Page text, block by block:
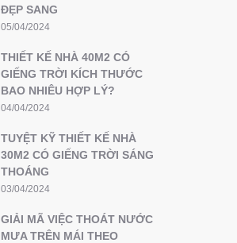
ĐẸP SANG
05/04/2024
THIẾT KẾ NHÀ 40M2 CÓ
GIẾNG TRỜI KÍCH THƯỚC
BAO NHIÊU HỢP LÝ?
04/04/2024
TUYỆT KỸ THIẾT KẾ NHÀ
30M2 CÓ GIẾNG TRỜI SÁNG
THOÁNG
03/04/2024
GIẢI MÃ VIỆC THOÁT NƯỚC
MƯA TRÊN MÁI THEO